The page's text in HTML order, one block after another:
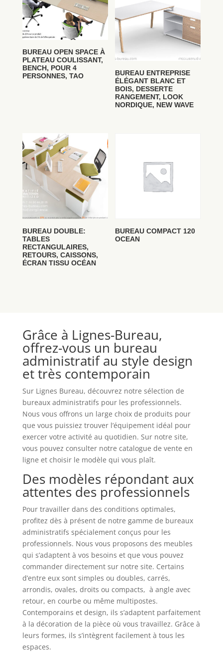
BUREAU OPEN SPACE À
PLATEAU COULISSANT,
BENCH, POUR 4
PERSONNES, TAO
BUREAU ENTREPRISE
ÉLÉGANT BLANC ET
BOIS, DESSERTE
RANGEMENT, LOOK
NORDIQUE, NEW WAVE
BUREAU DOUBLE:
TABLES
RECTANGULAIRES,
RETOURS, CAISSONS,
ÉCRAN TISSU OCÉAN
BUREAU COMPACT 120
OCEAN
Grâce à Lignes-Bureau,
offrez-vous un bureau
administratif au style design
et très contemporain
Sur Lignes Bureau, découvrez notre sélection de
bureaux administratifs pour les professionnels.
Nous vous offrons un large choix de produits pour
que vous puissiez trouver l’équipement idéal pour
exercer votre activité au quotidien. Sur notre site,
vous pouvez consulter notre catalogue de vente en
ligne et choisir le modèle qui vous plaît.
Des modèles répondant aux
attentes des professionnels
Pour travailler dans des conditions optimales,
profitez dès à présent de notre gamme de bureaux
administratifs spécialement conçus pour les
professionnels. Nous vous proposons des meubles
qui s’adaptent à vos besoins et que vous pouvez
commander directement sur notre site. Certains
d’entre eux sont simples ou doubles, carrés,
arrondis, ovales, droits ou compacts, à angle avec
retour, en courbe ou même multipostes.
Contemporains et design, ils s’adaptent parfaitement
à la décoration de la pièce où vous travaillez. Grâce à
leurs formes, ils s’intègrent facilement à tous les
espaces.